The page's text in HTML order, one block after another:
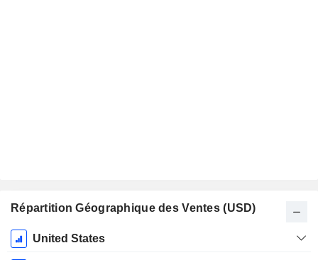
Répartition Géographique des Ventes (USD)
Période
Fiscale:
United States